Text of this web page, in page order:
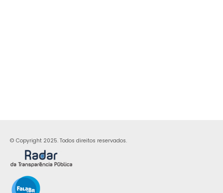
© Copyright 2025. Todos direitos reservados.